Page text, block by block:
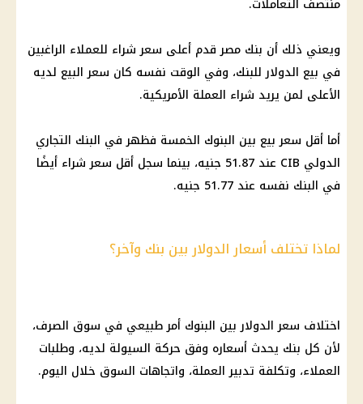
ويعني ذلك أن بنك مصرقدم أعلى سعر شراء للعملاء الراغبين
في بيع الدولار للبنك، وفي الوقت نفسه كان سعر البيع لديه
الأعلى لمن يريد شراء العملة الأمريكية.
أما أقل سعر بيع بين البنوك الخمسة فظهر في البنك التجاري
الدولي CIB عند 51.87 جنيه، بينما سجل أقل سعر شراء أيضًا
في البنك نفسه عند 51.77 جنيه.
لماذا تختلف أسعار الدولار بين بنك وآخر؟
اختلاف سعر الدولار بين البنوك أمر طبيعي في سوق الصرف،
لأن كل بنك يحدث أسعاره وفق حركة السيولة لديه، وطلبات
العملاء، وتكلفة تدبير العملة، واتجاهات السوق خلال اليوم.